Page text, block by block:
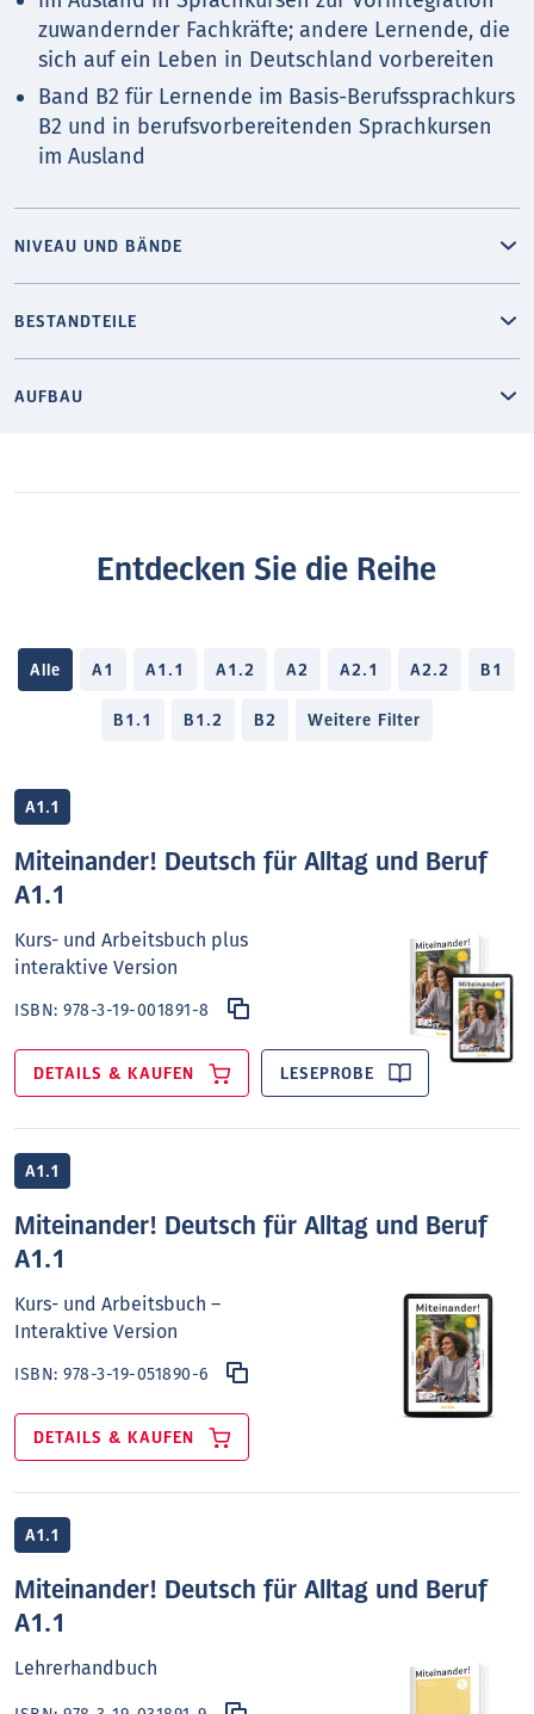
zuwandernder Fachkräfte; andere Lernende, die
sich auf ein Leben in Deutschland vorbereiten
Band B2 für Lernende im Basis-Berufssprachkurs
B2 und in berufsvorbereitenden Sprachkursen
im Ausland
NIVEAU UND BÄNDE
BESTANDTEILE
AUFBAU
Entdecken Sie die Reihe
Alle A1 A1.1 A1.2 A2 A2.1 A2.2 B1
B1.1 B1.2 B2 Weitere Filter
A1.1
Miteinander! Deutsch für Alltag und Beruf
A1.1
Kurs- und Arbeitsbuch plus
interaktive Version
ISBN:978-3-19-001891-8
DETAILS & KAUFEN LESEPROBE
A1.1
Miteinander! Deutsch für Alltag und Beruf
A1.1
Kurs- und Arbeitsbuch –
Interaktive Version
ISBN:978-3-19-051890-6
DETAILS & KAUFEN
A1.1
Miteinander! Deutsch für Alltag und Beruf
A1.1
Lehrerhandbuch